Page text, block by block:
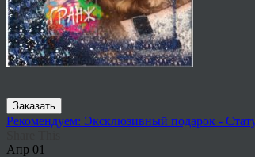
Заказать
Рекомендуем: Эксклюзивный подарок -
Апр 01